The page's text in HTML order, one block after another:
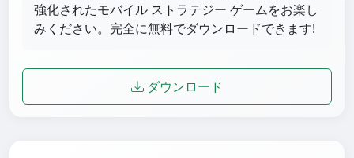
強化されたモバイル ストラテジー ゲームをお楽し
みください。完全に無料でダウンロードできます!
ダウンロード